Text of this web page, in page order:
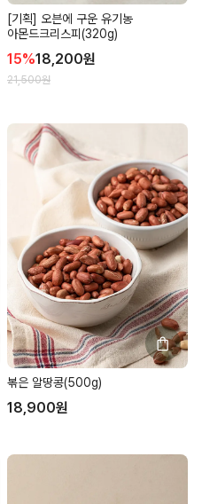
[기획] 오븐에 구운 유기농
아몬드크리스피(320g)
15%18,200원
21,500원
볶은 알땅콩(500g)
18,900원